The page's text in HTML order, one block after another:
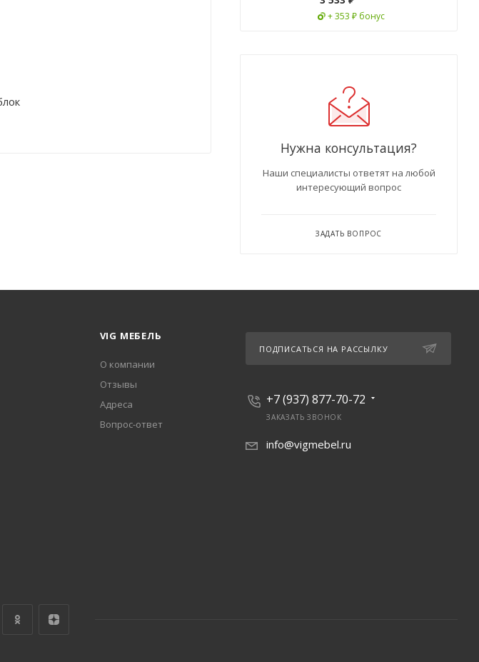
+ 353 ₽ бонус
Нужна консультация?
Наши специалисты ответят на любой
интересующий вопрос
ЗАДАТЬ ВОПРОС
VIG МЕБЕЛЬ
О компании
Отзывы
Адреса
Вопрос-ответ
ПОДПИСАТЬСЯ НА РАССЫЛКУ
+7 (937) 877-70-72
ЗАКАЗАТЬ ЗВОНОК
info@vigmebel.ru